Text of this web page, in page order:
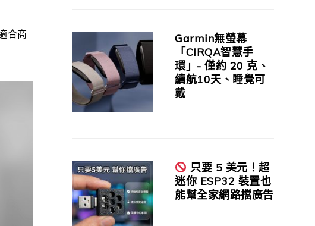
合商
Garmin無螢幕
「CIRQA智慧手
環」- 僅約 20 克、
續航10天、睡覺可
戴
只要 5 美元！超
迷你 ESP32 裝置也
能幫全家網路擋廣告